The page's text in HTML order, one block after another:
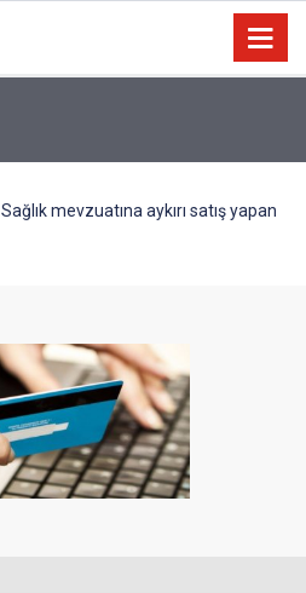
Sağlık mevzuatına aykırı satış yapan